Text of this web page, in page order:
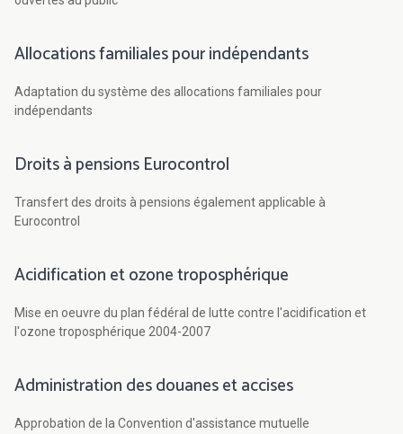
Allocations familiales pour indépendants
Adaptation du système des allocations familiales pour
indépendants
Droits à pensions Eurocontrol
Transfert des droits à pensions également applicable à
Eurocontrol
Acidification et ozone troposphérique
Mise en oeuvre du plan fédéral de lutte contre l'acidification et
l'ozone troposphérique 2004-2007
Administration des douanes et accises
Approbation de la Convention d'assistance mutuelle